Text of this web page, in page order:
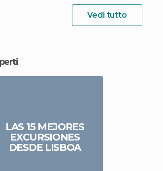
Vedi tutto
LAS 15 MEJORES
EXCURSIONES
DESDE LISBOA